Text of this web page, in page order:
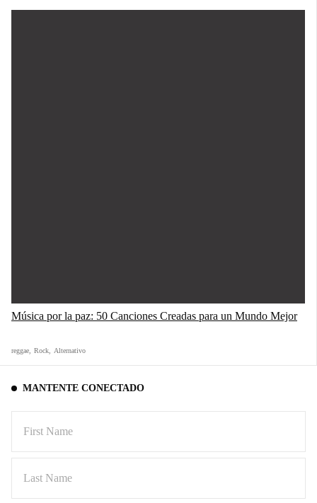
Música por la paz: 50 Canciones Creadas para un Mundo Mejor
reggae Rock Alternativo
MANTENTE CONECTADO